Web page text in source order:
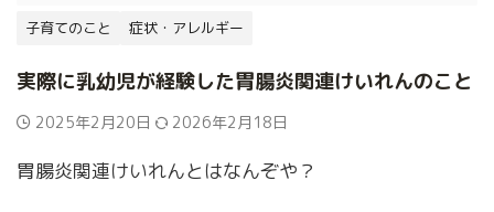
子育てのこと
症状・アレルギー
実際に乳幼児が経験した胃腸炎関連けいれんのこと
2025年2月20日 2026年2月18日
胃腸炎関連けいれんとはなんぞや？